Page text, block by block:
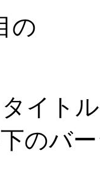
の
イト
のバ